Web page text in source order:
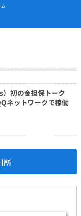
ム
）初の金担保トーク
ネットワークで稼働
所